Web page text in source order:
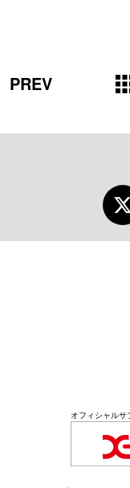
PREV
オフィシャルサ